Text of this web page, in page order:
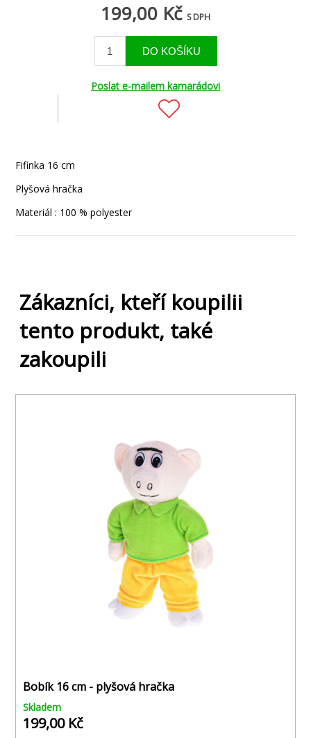
199,00 Kč S DPH
Poslat e-mailem kamarádovi
Fifinka 16 cm
Plyšová hračka
Materiál : 100 % polyester
Zákazníci, kteří koupilii
tento produkt, také
zakoupili
Bobík 16 cm - plyšová hračka
Skladem
199,00 Kč